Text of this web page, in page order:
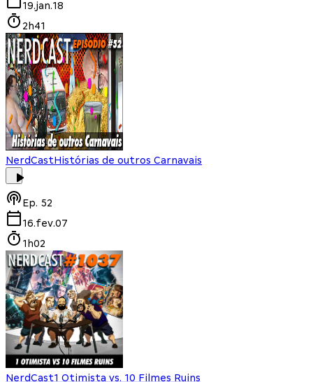
19.jan.18
2h41
NerdCastHistórias de outros Carnavais
Ep. 52
16.fev.07
1h02
NerdCast1 Otimista vs. 10 Filmes Ruins